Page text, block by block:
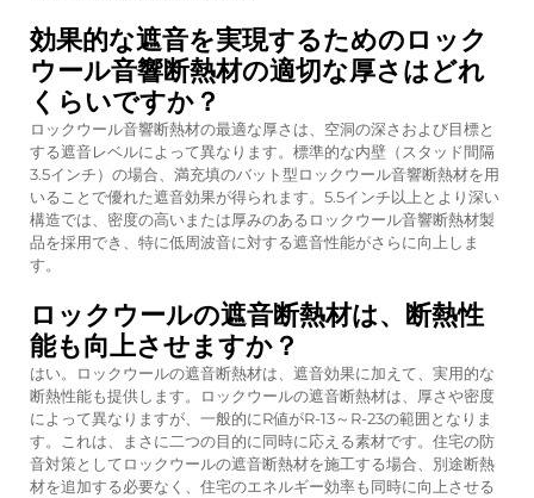
効果的な遮音を実現するためのロック
ウール音響断熱材の適切な厚さはどれ
くらいですか？
ロックウール音響断熱材の最適な厚さは、空洞の深さおよび目標と
する遮音レベルによって異なります。標準的な内壁（スタッド間隔
3.5インチ）の場合、満充填のバット型ロックウール音響断熱材を用
いることで優れた遮音効果が得られます。5.5インチ以上とより深い
構造では、密度の高いまたは厚みのあるロックウール音響断熱材製
品を採用でき、特に低周波音に対する遮音性能がさらに向上しま
す。
ロックウールの遮音断熱材は、断熱性
能も向上させますか？
はい。ロックウールの遮音断熱材は、遮音効果に加えて、実用的な
断熱性能も提供します。ロックウールの遮音断熱材は、厚さや密度
によって異なりますが、一般的にR値がR-13～R-23の範囲となりま
す。これは、まさに二つの目的に同時に応える素材です。住宅の防
音対策としてロックウールの遮音断熱材を施工する場合、別途断熱
材を追加する必要なく、住宅のエネルギー効率も同時に向上させる